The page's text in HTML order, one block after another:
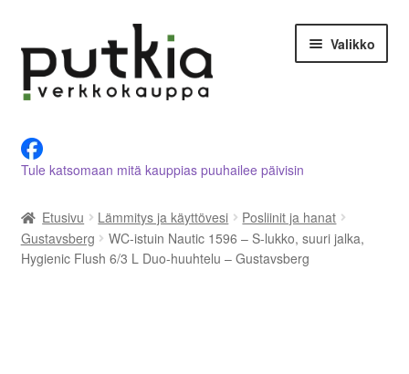
navigointiin
sisältöön
Valikko
Tietoja meistä
Asiakastilini
Ostoskori
Tule katsomaan mitä kauppias puuhailee päivisin
Etusivu Lämmitys ja käyttövesi
Posliinit ja hanat
Gustavsberg
WC-istuin Nautic 1596 – S-lukko, suuri jalka,
Hygienic Flush 6/3 L Duo-huuhtelu – Gustavsberg